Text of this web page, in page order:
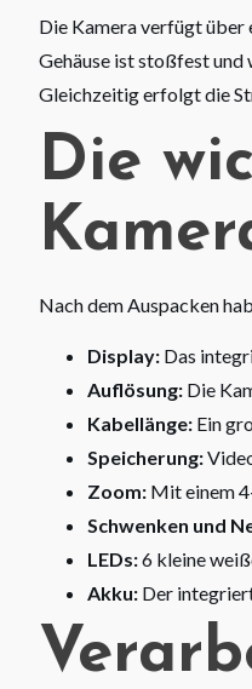
Die Kamera verfügt über
Gehäuse ist stoßfest
Gleichzeitig erfolgt die
Die
Nach dem Auspacken
Display: Das
Auflösung: Die
Kabellänge: Ein
Speicherung:
Zoom: Mit einem
Schwenken und
LEDs:6 kleine
Akku: Der